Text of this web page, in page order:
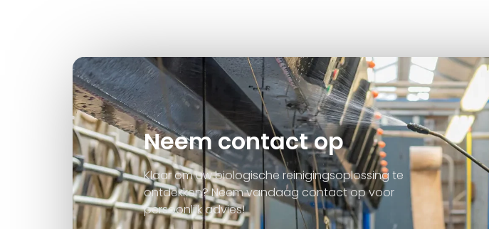
Neem contact op
Klaar om uw biologische reinigingsoplossing te
ontdekken? Neem vandaag contact op voor
persoonlijk advies!